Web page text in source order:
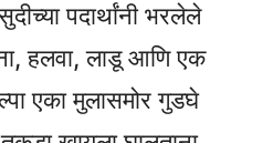
पदार्थांनी भरलेले
हलवा, लाडू आणि एक
एका मुलासमोर गुडघे